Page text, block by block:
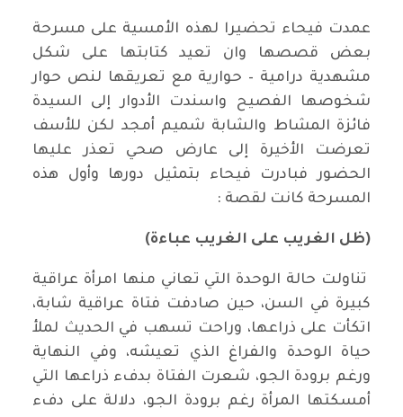
عمدت فيحاء تحضيرا لهذه الأمسية على مسرحة
بعض قصصها وان تعيد كتابتها على شكل
مشهدية درامية – حوارية مع تعريقها لنص حوار
شخوصها الفصيح واسندت الأدوار إلى السيدة
فائزة المشاط والشابة شميم أمجد لكن للأسف
تعرضت الأخيرة إلى عارض صحي تعذر عليها
الحضور فبادرت فيحاء بتمثيل دورها وأول هذه
المسرحة كانت لقصة :
(ظل الغريب على الغريب عباءة)
تناولت حالة الوحدة التي تعاني منها امرأة عراقية
كبيرة في السن، حين صادفت فتاة عراقية شابة،
اتكأت على ذراعها، وراحت تسهب في الحديث لملأ
حياة الوحدة والفراغ الذي تعيشه، وفي النهاية
ورغم برودة الجو، شعرت الفتاة بدفء ذراعها التي
أمسكتها المرأة رغم برودة الجو، دلالة على دفء